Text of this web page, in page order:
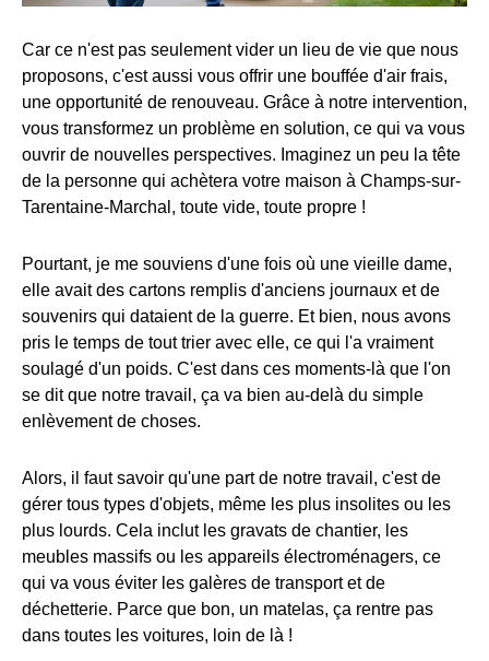
Car ce n'est pas seulement vider un lieu de vie que nous
proposons, c'est aussi vous offrir une bouffée d'air frais,
une opportunité de renouveau. Grâce à notre intervention,
vous transformez un problème en solution, ce qui va vous
ouvrir de nouvelles perspectives. Imaginez un peu la tête
de la personne qui achètera votre maison à Champs-sur-
Tarentaine-Marchal, toute vide, toute propre !
Pourtant, je me souviens d'une fois où une vieille dame,
elle avait des cartons remplis d'anciens journaux et de
souvenirs qui dataient de la guerre. Et bien, nous avons
pris le temps de tout trier avec elle, ce qui l'a vraiment
soulagé d'un poids. C'est dans ces moments-là que l'on
se dit que notre travail, ça va bien au-delà du simple
enlèvement de choses.
Alors, il faut savoir qu'une part de notre travail, c'est de
gérer tous types d'objets, même les plus insolites ou les
plus lourds. Cela inclut les gravats de chantier, les
meubles massifs ou les appareils électroménagers, ce
qui va vous éviter les galères de transport et de
déchetterie. Parce que bon, un matelas, ça rentre pas
dans toutes les voitures, loin de là !